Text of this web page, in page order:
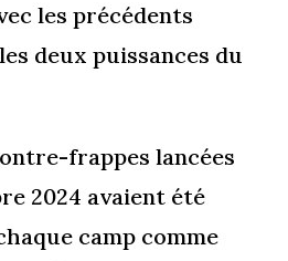
les précédents
deux puissances du
frappes lancées
2024 avaient été
camp comme